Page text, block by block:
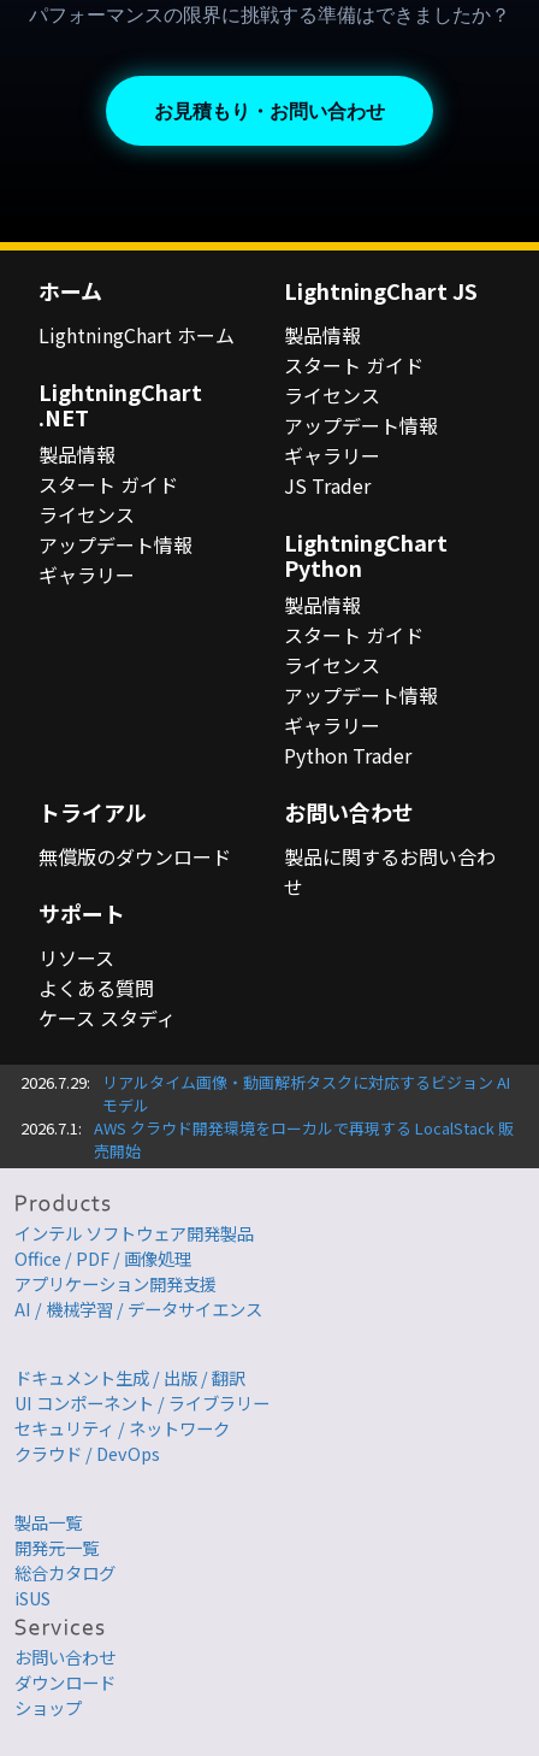
パフォーマンスの限界に挑戦する準備はできましたか？
お見積もり・お問い合わせ
ホーム
LightningChart ホーム
LightningChart
.NET
製品情報
スタート ガイド
ライセンス
アップデート情報
ギャラリー
LightningChart JS
製品情報
スタート ガイド
ライセンス
アップデート情報
ギャラリー
JS Trader
LightningChart
Python
製品情報
スタート ガイド
ライセンス
アップデート情報
ギャラリー
Python Trader
トライアル
無償版のダウンロード
サポート
リソース
よくある質問
ケース スタディ
お問い合わせ
製品に関するお問い合わ
せ
2026.7.29:
リアルタイム画像・動画解析タスクに対応するビジョン AI
モデル
2026.7.1: AWS クラウド開発環境をローカルで再現する LocalStack 販
売開始
インテル ソフトウェア開発製品
Office / PDF / 画像処理
アプリケーション開発支援
AI / 機械学習 / データサイエンス
ドキュメント生成 / 出版 / 翻訳
UI コンポーネント / ライブラリー
セキュリティ / ネットワーク
クラウド / DevOps
製品一覧
開発元一覧
総合カタログ
iSUS
お問い合わせ
ダウンロード
ショップ